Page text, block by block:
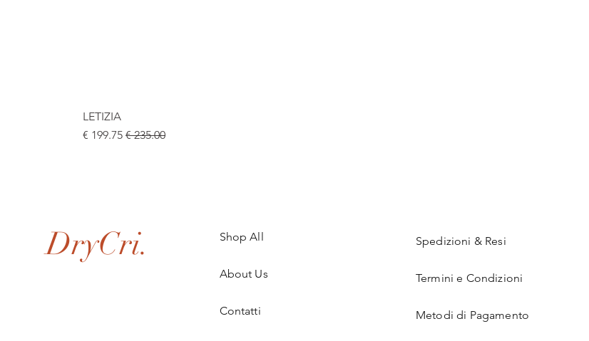
LETIZIA
سعر عاديسعر البيع
DryCri. Shop All
About Us
Contatti
Spedizioni & Resi
Termini e Condizioni
Metodi di Pagamento